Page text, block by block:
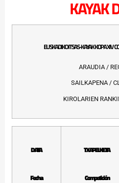
KAYAK
EUSKADIKO ITSAS-KAYAK KOPA XIV
ARAUDIA /
SAILKAPENA /
KIROLARIEN
DATA
Fecha
TXAPELKETA
Competición